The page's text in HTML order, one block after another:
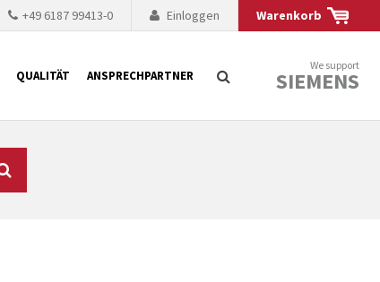
Warenkorb
Einloggen
+49 6187 99413-0
QUALITÄT ANSPRECHPARTNER
We support
SIEMENS